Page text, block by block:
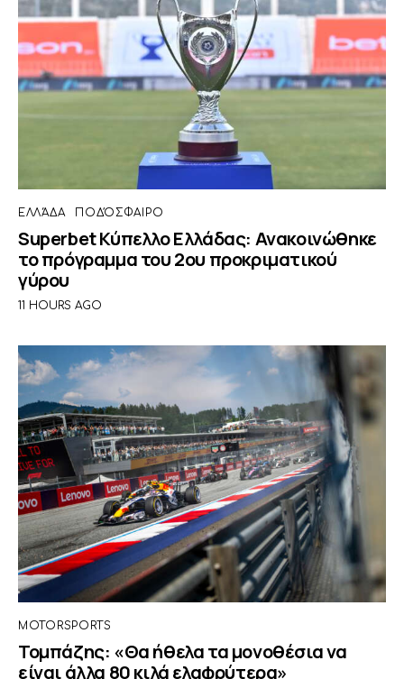
ΕΛΛΆΔΑ ΠΟΔΌΣΦΑΙΡΟ
Superbet Κύπελλο Ελλάδας: Ανακοινώθηκε
το πρόγραμμα του 2ου προκριματικού
γύρου
11 HOURS AGO
MOTORSPORTS
Τομπάζης: «Θα ήθελα τα μονοθέσια να
είναι άλλα 80 κιλά ελαφρύτερα»